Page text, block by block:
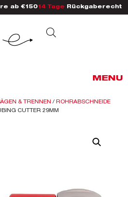
ab €150 14 Tage Rückgaberecht
MENU
& TRENNEN / ROHRABSCHNEIDE
CUTTER 29MM